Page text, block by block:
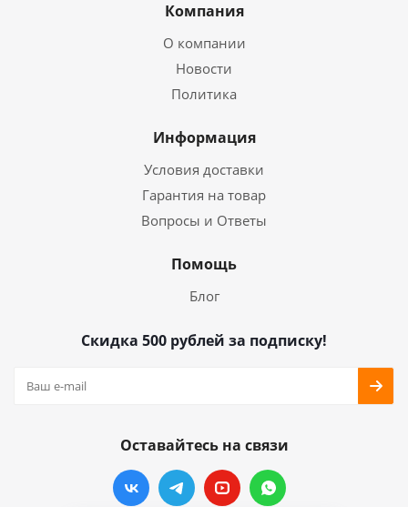
Компания
О компании
Новости
Политика
Информация
Условия доставки
Гарантия на товар
Вопросы и Ответы
Помощь
Блог
Скидка 500 рублей за подписку!
Оставайтесь на связи